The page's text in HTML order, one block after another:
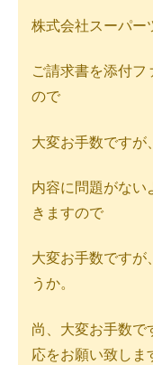
株式会社スーパー
ご請求書を添付フ
ので
大変お手数ですが
内容に問題がない
きますので
大変お手数ですが
うか。
尚、大変お手数で
応をお願い致しま